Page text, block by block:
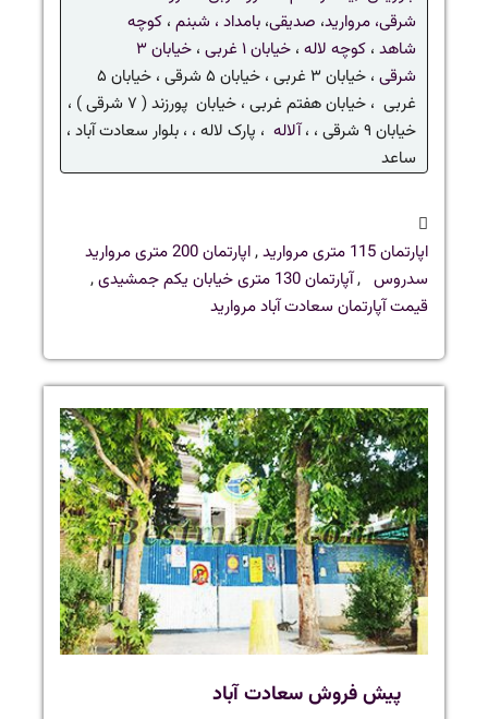
شرقی، مروارید، صدیقی، بامداد ، شبنم ، کوچه
شاهد ، کوچه لاله ، خیابان ۱ غربی ،
خیابان ۳
شرقی
، خیابان ۳ غربی ، خیابان ۵ شرقی ، خیابان ۵
غربی ، خیابان هفتم غربی ، خیابان پورزند ( ۷ شرقی ) ،
خیابان ۹ شرقی ، ،
آلاله ، پارک لاله ، ، بلوار سعادت آباد ،
ساعد
اپارتمان 115 متری مروارید ,
اپارتمان 200 متری مروارید
سدروس ,آپارتمان 130 متری خیابان یکم جمشیدی
,
قیمت آپارتمان سعادت آباد مروارید
پیش فروش سعادت آباد